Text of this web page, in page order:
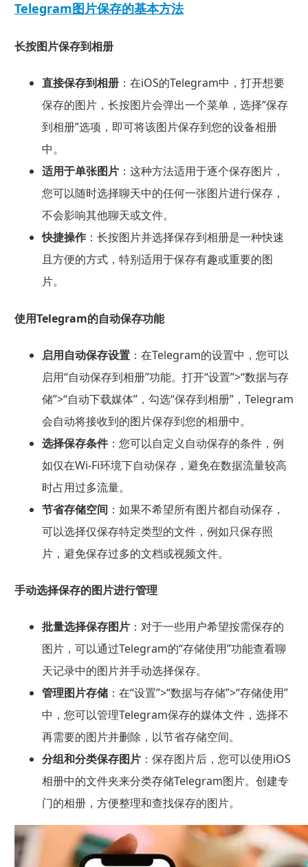
Telegram图片保存的基本方法
长按图片保存到相册
直接保存到相册：在iOS的Telegram中，打开想要
保存的图片，长按图片会弹出一个菜单，选择“保存
到相册”选项，即可将该图片保存到您的设备相册
中。
适用于单张图片：这种方法适用于逐个保存图片，
您可以随时选择聊天中的任何一张图片进行保存，
不会影响其他聊天或文件。
快捷操作：长按图片并选择保存到相册是一种快速
且方便的方式，特别适用于保存有趣或重要的图
片。
使用Telegram的自动保存功能
启用自动保存设置：在Telegram的设置中，您可以
启用“自动保存到相册”功能。打开“设置”>“数据与存
储”>“自动下载媒体”，勾选“保存到相册”，Telegram
会自动将接收到的图片保存到您的相册中。
选择保存条件：您可以自定义自动保存的条件，例
如仅在Wi-Fi环境下自动保存，避免在数据流量较高
时占用过多流量。
节省存储空间 ：如果不希望所有图片都自动保存，
可以选择仅保存特定类型的文件，例如只保存照
片，避免保存过多的文档或视频文件。
手动选择保存的图片进行管理
批量选择保存图片：对于一些用户希望按需保存的
图片，可以通过Telegram的“存储使用”功能查看聊
天记录中的图片并手动选择保存。
管理图片存储：在“设置”>“数据与存储”>“存储使用”
中，您可以管理Telegram保存的媒体文件，选择不
再需要的图片并删除，以节省存储空间。
分组和分类保存图片：保存图片后，您可以使用iOS
相册中的文件夹来分类存储Telegram图片。创建专
门的相册，方便整理和查找保存的图片。